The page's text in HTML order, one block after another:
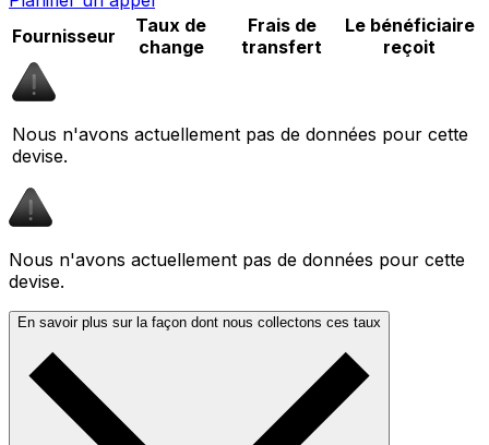
Fournisseur
Taux de
change
Frais de
transfert
Le bénéficiaire
reçoit
Nous n'avons actuellement pas de données pour cette
devise.
Nous n'avons actuellement pas de données pour cette
devise.
En savoir plus sur la façon dont nous collectons ces taux